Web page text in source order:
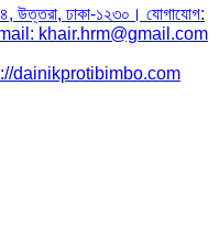
উত্তরা, ঢাকা-১২৩০। যোগাযোগ:
khair.hrm@gmail.com
dainikprotibimbo.com